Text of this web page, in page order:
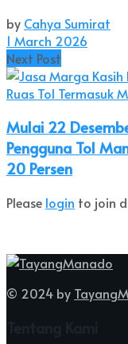
by Cahya Sumirat
1 March 2026
Next Post
Mulai 22
Pengguna Tol
20 Persen
Please login to join
© 2024 by